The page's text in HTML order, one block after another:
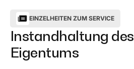
EINZELHEITEN ZUM SERVICE
Instandhaltung
Eigentums